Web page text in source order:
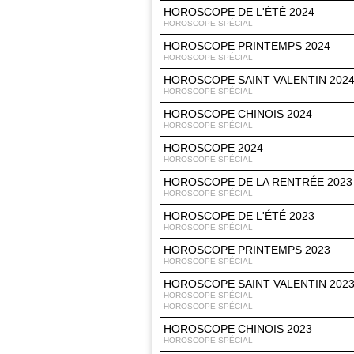
HOROSCOPE DE L'ÉTÉ 2024
HOROSCOPE SPÉCIAL
HOROSCOPE PRINTEMPS 2024
HOROSCOPE SPÉCIAL
HOROSCOPE SAINT VALENTIN 2024
HOROSCOPE SPÉCIAL
HOROSCOPE CHINOIS 2024
HOROSCOPE SPÉCIAL
HOROSCOPE 2024
HOROSCOPE SPÉCIAL
HOROSCOPE DE LA RENTRÉE 2023
HOROSCOPE SPÉCIAL
HOROSCOPE DE L'ÉTÉ 2023
HOROSCOPE SPÉCIAL
HOROSCOPE PRINTEMPS 2023
HOROSCOPE SPÉCIAL
HOROSCOPE SAINT VALENTIN 2023
HOROSCOPE SPÉCIAL
HOROSCOPE SPÉCIAL
HOROSCOPE CHINOIS 2023
HOROSCOPE SPÉCIAL